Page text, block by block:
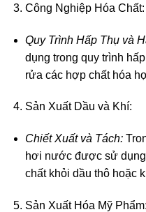
Công Nghiệp Hóa Chất:
Quy Trình Hấp Thụ và
dụng trong quy trình
rửa các hợp chất hóa
Sản Xuất Dầu và Khí:
Chiết Xuất và Tách:
hơi nước được sử
chất khỏi dầu thô hoặc
Sản Xuất Hóa Mỹ Phẩm: